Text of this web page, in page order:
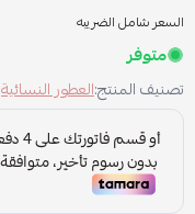
السعر شامل الضريبه
متوفر
تصنيف المنتج:العطور النسائية